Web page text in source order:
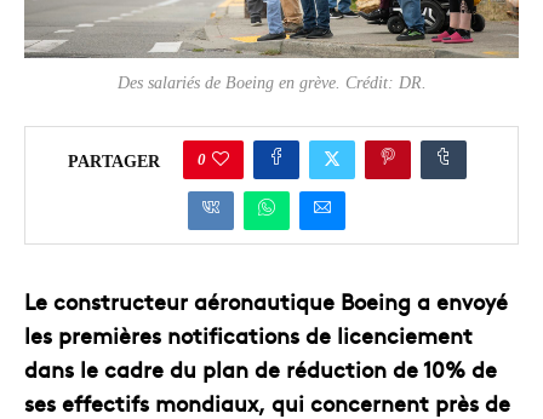
Des salariés de Boeing en grève. Crédit: DR.
PARTAGER 0
Le constructeur aéronautique Boeing a envoyé
les premières notifications de licenciement
dans le cadre du plan de réduction de 10% de
ses effectifs mondiaux, qui concernent près de